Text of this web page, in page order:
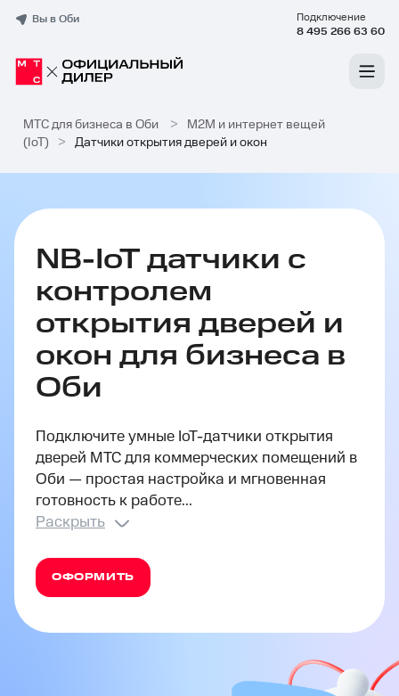
Вы в Оби
Подключение
8 495 266 63 60
МТС для бизнеса в Оби >
M2M и интернет вещей
(IoT)
> Датчики открытия дверей и окон
NB-IoT датчики с
контролем
открытия дверей и
окон для бизнеса в
Оби
Подключите умные IoT-датчики открытия
дверей МТС для коммерческих помещений в
Оби — простая настройка и мгновенная
готовность к работе...
Раскрыть
ОФОРМИТЬ